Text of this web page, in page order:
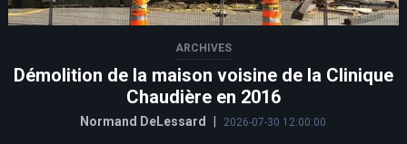
ARCHIVES
Démolition de la maison voisine de la Clinique
Chaudière en 2016
Normand DeLessard 2026-07-30 12:00:00